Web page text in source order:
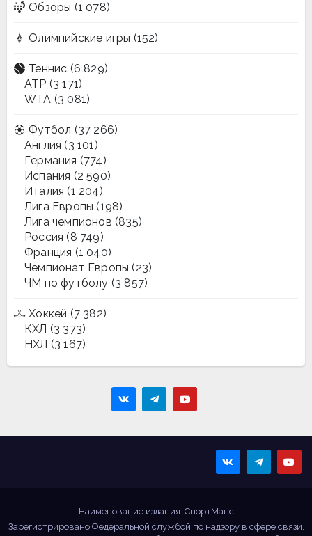
Обзоры (1 078)
Олимпийские игры (152)
Теннис (6 829)
ATP (3 171)
WTA (3 081)
Футбол (37 266)
Англия (3 101)
Германия (774)
Испания (2 590)
Италия (1 204)
Лига Европы (198)
Лига чемпионов (835)
Россия (8 749)
Франция (1 040)
Чемпионат Европы (23)
ЧМ по футболу (3 857)
Хоккей (7 382)
КХЛ (3 373)
НХЛ (3 167)
Наименование издания: СпортМапс
Зарегистрировано Федеральной службой по надзору в сфере связи,